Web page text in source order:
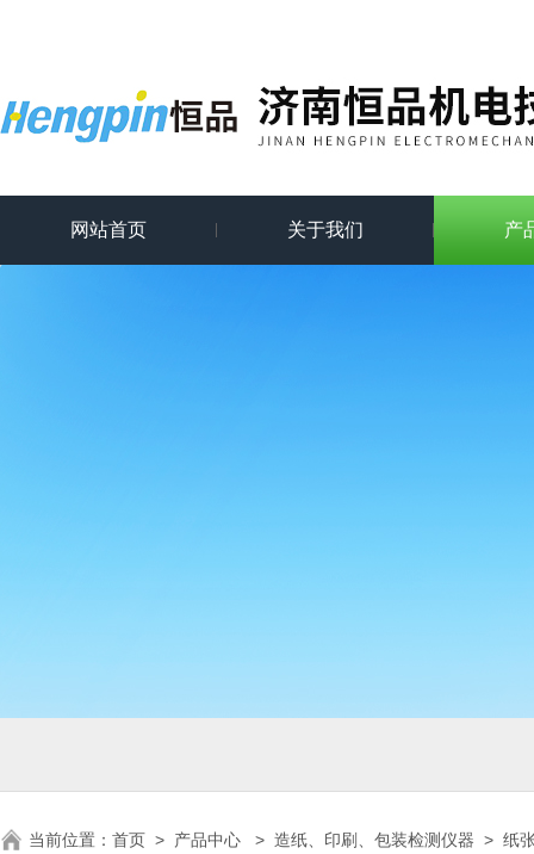
网站首页 关于我们 产
当前位置： 首页 > 产品中心 > 造纸、印刷、包装检测仪器 > 纸